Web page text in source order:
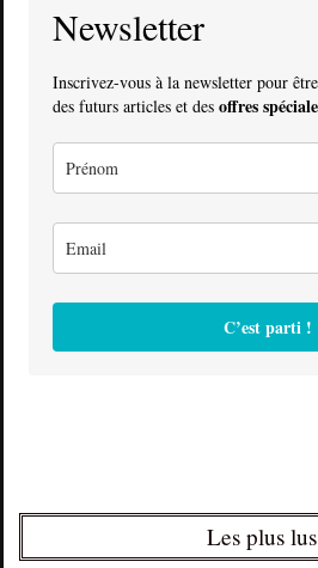
Newsletter
Inscrivez-vous à la newsletter pour
des futurs articles et des offres
C’est parti !
Les plus